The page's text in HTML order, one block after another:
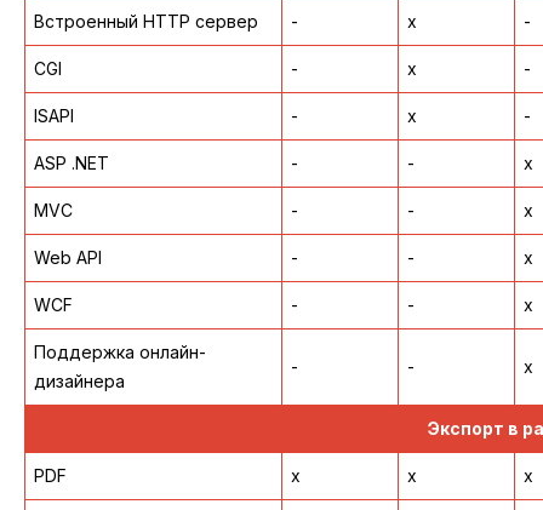
Встроенный HTTP сервер - x -
CGI - x -
ISAPI - x -
ASP .NET - - x
MVC - - x
Web API - - x
WCF - - x
Поддержка онлайн-
дизайнера
- - x
Экспорт в
PDF x x x